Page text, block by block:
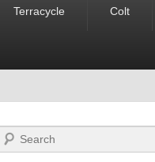
Terracycle Colt
Recherche